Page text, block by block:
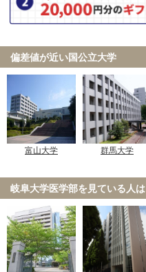
偏差値が近い国公立大学
富山大学 群馬大学
岐阜大学医学部を見ている人は